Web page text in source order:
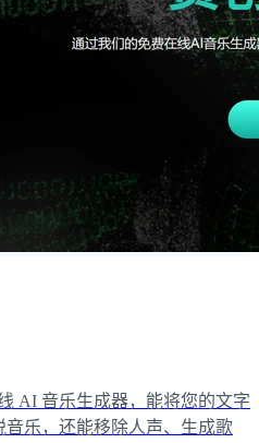
AI 音乐生成器，能将您的文字
乐，还能移除人声、生成歌